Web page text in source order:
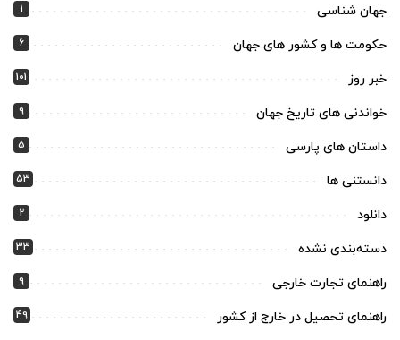
جهان شناسی 1
حکومت ها و کشور های جهان 6
خبر روز 101
خواندنی های تاریخ جهان 9
داستان های پارسی 5
دانستنی ها 53
دانلود 2
دسته‌بندی نشده 33
راهنمای تجارت خارجی 9
راهنمای تحصیل در خارج از کشور 49